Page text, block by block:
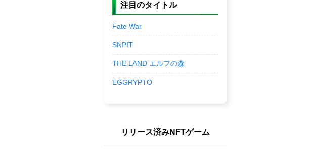
注目のタイトル
Fate War
SNPIT
THE LAND エルフの森
EGGRYPTO
リリース済みNFTゲーム